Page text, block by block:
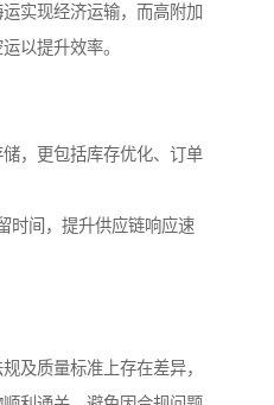
实现经济运输，而高附加
以提升效率。
，更包括库存优化、订单
时间，提升供应链响应速
及质量标准上存在差异，